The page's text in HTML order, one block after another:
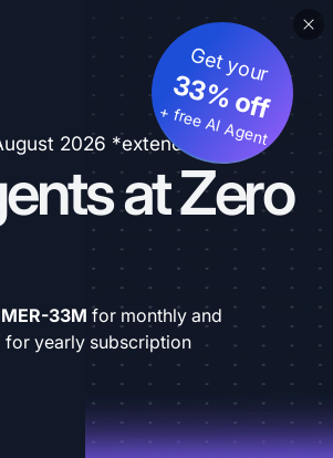
2026 *extended
at Zero
Get your
33% off
+ free AI Agent
33M for monthly and
for yearly subscription